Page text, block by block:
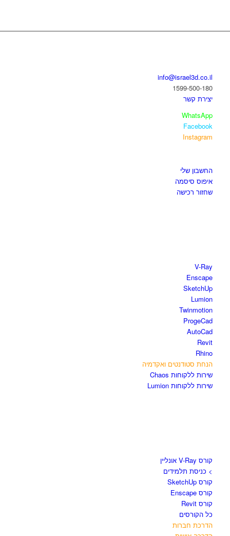
info@israel3d.co.il
1599-500-180
יצירת קשר
WhatsApp
Facebook
Instagram
החשבון שלי
איפוס סיסמה
שחזור רכישה
V-Ray
Enscape
SketchUp
Lumion
Twinmotion
ProgeCad
AutoCad
Revit
Rhino
הנחת סטודנטים ואקדמיה
שירות ללקוחות Chaos
שירות ללקוחות Lumion
קורס V-Ray אונליין
> כניסת תלמידים
קורס SketchUp
קורס Enscape
קורס Revit
כל הקורסים
הדרכת חברות